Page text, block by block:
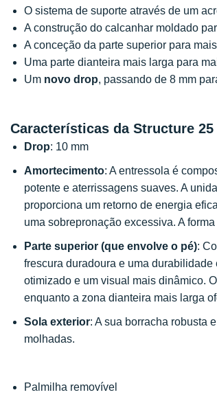
O sistema de suporte através de um
A construção do calcanhar moldado
A conceção da parte superior para
Uma parte dianteira mais larga para
Um novo drop, passando de 8 mm
Características da Structure 25
Drop: 10 mm
Amortecimento: A entressola é
potente e aterrissagens suaves. A
proporciona um retorno de energia
uma sobrepronação excessiva. A
Parte superior (que envolve o pé):
frescura duradoura e uma
otimizado e um visual mais dinâmico.
enquanto a zona dianteira mais larga
Sola exterior: A sua borracha robusta
molhadas.
Palmilha removível